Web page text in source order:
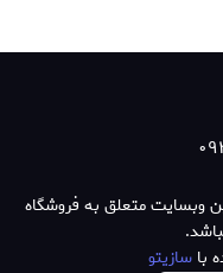
این وبسایت متعلق به فروشگاه
با سازیتو